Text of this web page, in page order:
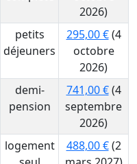
2026)
petits
déjeuners
295,00 €(4
octobre
2026)
demi-
pension
741,00 €(4
septembre
2026)
logement
488,00 €(2